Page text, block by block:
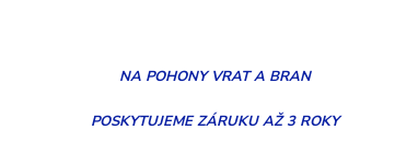
NA POHONY VRAT A BRAN
POSKYTUJEME ZÁRUKU AŽ 3 ROKY